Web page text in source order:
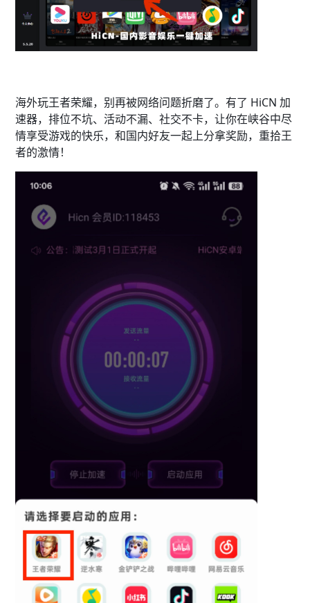
海外玩王者荣耀，别再被网络问题折磨了。有了 HiCN 加
速器，排位不坑、活动不漏、社交不卡，让你在峡谷中尽
情享受游戏的快乐，和国内好友一起上分拿奖励，重拾王
者的激情！​